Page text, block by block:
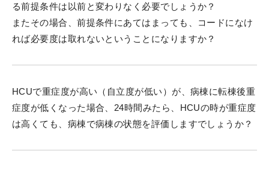
る前提条件は以前と変わりなく必要でしょうか？
またその場合、前提条件にあてはまっても、コードになけ
れば必要度は取れないということになりますか？
HCUで重症度が高い（自立度が低い）が、病棟に転棟後重
症度が低くなった場合、24時間みたら、HCUの時が重症度
は高くても、病棟で病棟の状態を評価しますでしょうか？